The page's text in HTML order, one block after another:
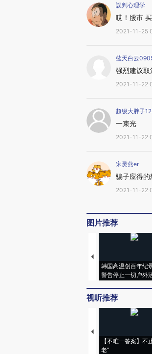
誤判心理学
哎！股市
2021-11-25
蓝天白云
强烈建议取
2021-11-22
超级大胖子
一束光
2021-11-22
宋灵燕er
骗子应得的
2021-11-22
图片推荐
韩国高温创百年纪
警告停止一切户外
视听推荐
【不唯一答案】不
老”